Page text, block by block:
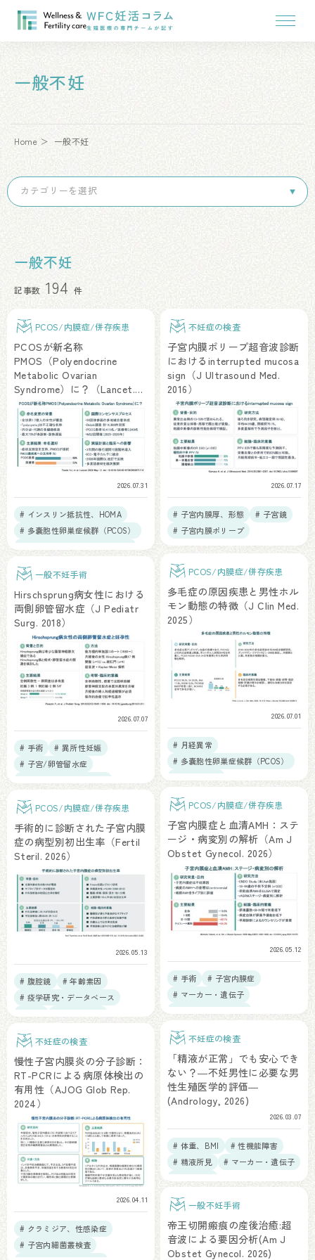
一般不妊
Home 一般不妊
一般不妊
記事数 194 件
PCOS/内膜症/併存疾患
PCOSが新名称
PMOS（Polyendocrine
Metabolic Ovarian
Syndrome）に？（Lancet.
2026）
2026.07.31
# インスリン抵抗性、HOMA
# 多嚢胞性卵巣症候群（PCOS）
# 総説、RCT、メタアナリシス
# 倫理課題
不妊症の検査
子宮内膜ポリープ超音波診断
におけるinterrupted mucosa
sign（J Ultrasound Med.
2016）
2026.07.17
# 子宮内膜厚、形態
# 子宮鏡
# 子宮内膜ポリープ
一般不妊手術
Hirschsprung病女性における
両側卵管留水症（J Pediatr
Surg. 2018）
2026.07.07
# 手術
# 異所性妊娠
# 子宮/卵管留水症
# 卵管疎通性検査、HSG
PCOS/内膜症/併存疾患
多毛症の原因疾患と男性ホル
モン動態の特徴（J Clin Med.
2025）
2026.07.01
# 月経異常
# 多嚢胞性卵巣症候群（PCOS）
# 体重、BMI
# 疫学研究・データベース
PCOS/内膜症/併存疾患
手術的に診断された子宮内膜
症の病型別初出生率（Fertil
Steril. 2026）
2026.05.13
# 腹腔鏡
# 年齢素因
# 疫学研究・データベース
# 手術
# 子宮内膜症
PCOS/内膜症/併存疾患
子宮内膜症と血清AMH：ステ
ージ・病変別の解析（Am J
Obstet Gynecol. 2026）
2026.05.12
# 手術
# 子宮内膜症
# マーカー・遺伝子
# 卵巣予備能、AMH
不妊症の検査
慢性子宮内膜炎の分子診断：
RT-PCRによる病原体検出の
有用性（AJOG Glob Rep.
2024）
2026.04.11
# クラミジア、性感染症
# 子宮内細菌叢検査
不妊症の検査
「精液が正常」でも安心でき
ない？―不妊男性に必要な男
性生殖医学的評価―
(Andrology, 2026)
2026.03.07
# 体重、BMI
# 性機能障害
# 精液所見
# マーカー・遺伝子
# 精液検査
一般不妊手術
帝王切開瘢痕の産後治癒:超
音波による要因分析(Am J
Obstet Gynecol. 2026)